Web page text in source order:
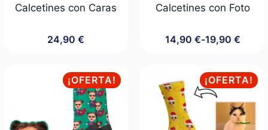
Calcetines con Caras
24,90 €
Calcetines con Foto
14,90 €-19,90 €
Rango
desde
14,90 €
hasta
19,90 €
¡OFERTA! ¡OFERTA!